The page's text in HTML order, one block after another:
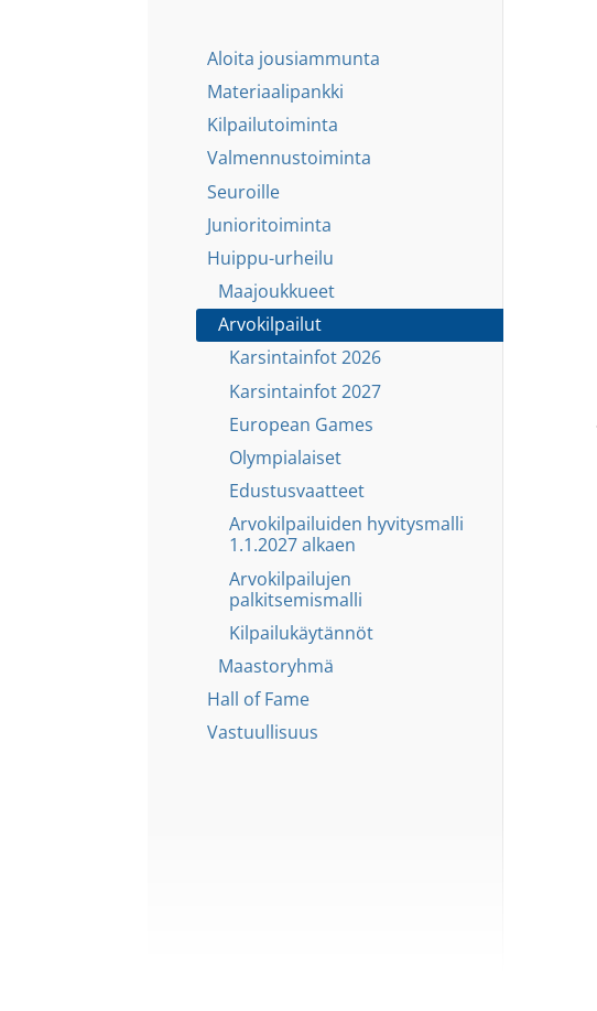
Aloita jousiammunta
Materiaalipankki
Kilpailutoiminta
Valmennustoiminta
Seuroille
Junioritoiminta
Huippu-urheilu
Maajoukkueet
Arvokilpailut
Karsintainfot 2026
Karsintainfot 2027
European Games
Olympialaiset
Edustusvaatteet
Arvokilpailuiden hyvitysmalli
1.1.2027 alkaen
Arvokilpailujen
palkitsemismalli
Kilpailukäytännöt
Maastoryhmä
Hall of Fame
Vastuullisuus